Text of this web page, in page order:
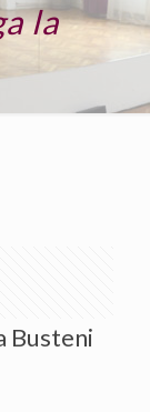
la
Busteni